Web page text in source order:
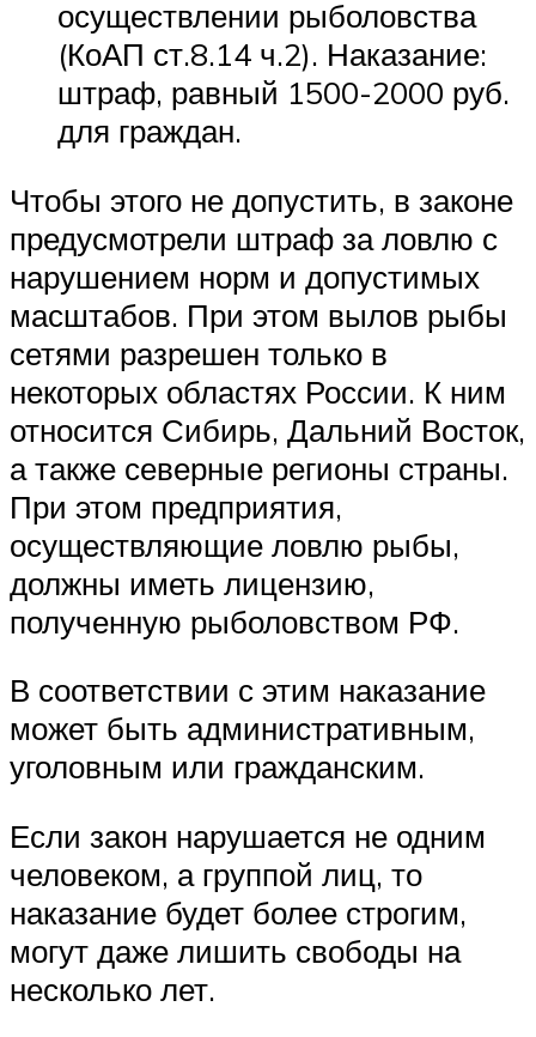
осуществлении рыболовства
(КоАП ст.8.14 ч.2). Наказание:
штраф, равный 1500-2000 руб.
для граждан.
Чтобы этого не допустить, в законе
предусмотрели штраф за ловлю с
нарушением норм и допустимых
масштабов. При этом вылов рыбы
сетями разрешен только в
некоторых областях России. К ним
относится Сибирь, Дальний Восток,
а также северные регионы страны.
При этом предприятия,
осуществляющие ловлю рыбы,
должны иметь лицензию,
полученную рыболовством РФ.
В соответствии с этим наказание
может быть административным,
уголовным или гражданским.
Если закон нарушается не одним
человеком, а группой лиц, то
наказание будет более строгим,
могут даже лишить свободы на
несколько лет.